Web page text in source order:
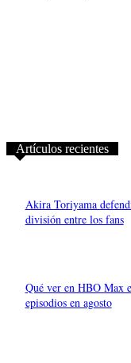
Artículos recientes
Akira Toriyama
división entre los fans
Qué ver en HBO Max
episodios en agosto